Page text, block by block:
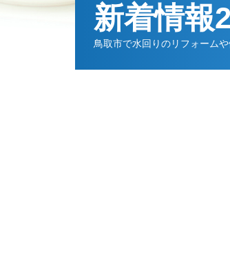
新着情報
鳥取市で水回りのリフォーム